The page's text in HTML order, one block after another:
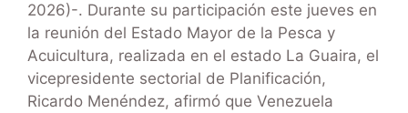
2026)-. Durante su participación este jueves en
la reunión del Estado Mayor de la Pesca y
Acuicultura, realizada en el estado La Guaira, el
vicepresidente sectorial de Planificación,
Ricardo Menéndez, afirmó que Venezuela